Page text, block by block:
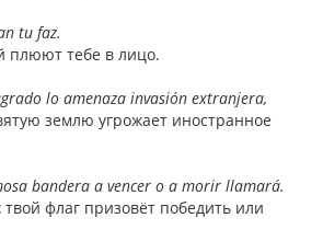
tu faz.
плюют тебе в лицо.
lo amenaza invasión extranjera,
землю угрожает иностранное
bandera a vencer o a morir llamará.
флаг призовёт победить или